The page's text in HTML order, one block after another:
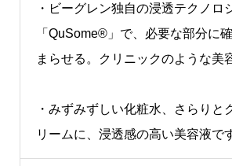
・ビーグレン独自の浸透テクノロ
「QuSome®」で、必要な部分に
まらせる。クリニックのような美
・みずみずしい化粧水、さらりと
リームに、浸透感の高い美容液で